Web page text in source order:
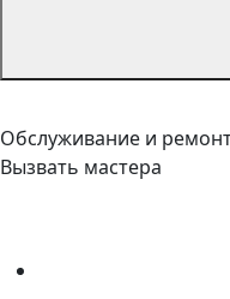
Обслуживание и
Вызвать мастера